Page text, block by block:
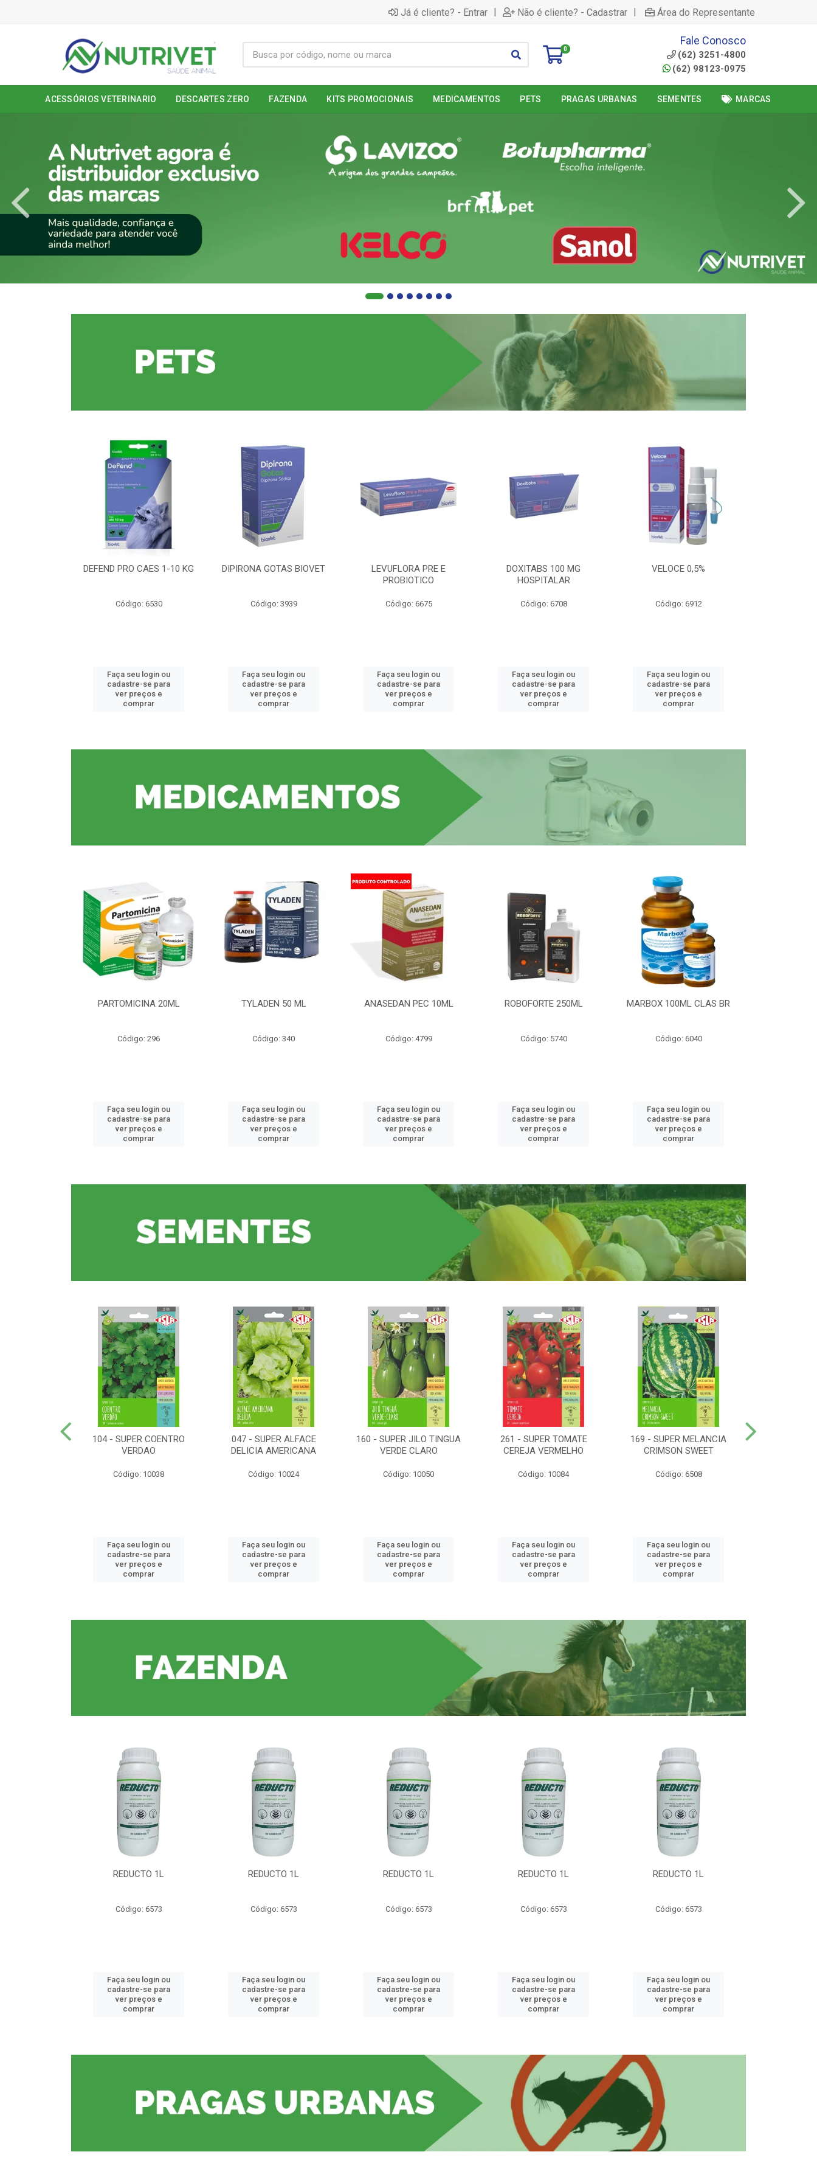
Já é cliente? - Entrar | Não é cliente? - Cadastrar | Área do Representante
0
Fale Conosco
(62) 3251-4800
(62) 98123-0975
ACESSÓRIOS VETERINARIO DESCARTES ZERO FAZENDA KITS PROMOCIONAIS MEDICAMENTOS PETS PRAGAS URBANAS SEMENTES MARCAS
DEFEND PRO CAES 1-10 KG
Código: 6530
Faça seu login ou
cadastre-se para
ver preços e
comprar
DIPIRONA GOTAS BIOVET
Código: 3939
Faça seu login ou
cadastre-se para
ver preços e
comprar
LEVUFLORA PRE E
PROBIOTICO
Código: 6675
Faça seu login ou
cadastre-se para
ver preços e
comprar
DOXITABS 100 MG
HOSPITALAR
Código: 6708
Faça seu login ou
cadastre-se para
ver preços e
comprar
VELOCE 0,5%
Código: 6912
Faça seu login ou
cadastre-se para
ver preços e
comprar
PARTOMICINA 20ML
Código: 296
Faça seu login ou
cadastre-se para
ver preços e
comprar
TYLADEN 50 ML
Código: 340
Faça seu login ou
cadastre-se para
ver preços e
comprar
ANASEDAN PEC 10ML
Código: 4799
Faça seu login ou
cadastre-se para
ver preços e
comprar
ROBOFORTE 250ML
Código: 5740
Faça seu login ou
cadastre-se para
ver preços e
comprar
MARBOX 100ML CLAS BR
Código: 6040
Faça seu login ou
cadastre-se para
ver preços e
comprar
104 - SUPER COENTRO
VERDAO
Código: 10038
Faça seu login ou
cadastre-se para
ver preços e
comprar
047 - SUPER ALFACE
DELICIA AMERICANA
Código: 10024
Faça seu login ou
cadastre-se para
ver preços e
comprar
160 - SUPER JILO TINGUA
VERDE CLARO
Código: 10050
Faça seu login ou
cadastre-se para
ver preços e
comprar
261 - SUPER TOMATE
CEREJA VERMELHO
Código: 10084
Faça seu login ou
cadastre-se para
ver preços e
comprar
169 - SUPER MELANCIA
CRIMSON SWEET
Código: 6508
Faça seu login ou
cadastre-se para
ver preços e
comprar
REDUCTO 1L
Código: 6573
Faça seu login ou
cadastre-se para
ver preços e
comprar
REDUCTO 1L
Código: 6573
Faça seu login ou
cadastre-se para
ver preços e
comprar
REDUCTO 1L
Código: 6573
Faça seu login ou
cadastre-se para
ver preços e
comprar
REDUCTO 1L
Código: 6573
Faça seu login ou
cadastre-se para
ver preços e
comprar
REDUCTO 1L
Código: 6573
Faça seu login ou
cadastre-se para
ver preços e
comprar